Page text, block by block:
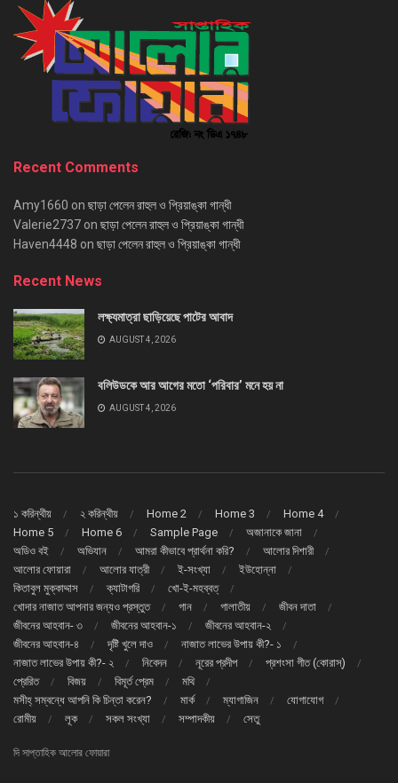
Recent Comments
Amy1660 on ছাড়া পেলেন রাহুল ও প্রিয়াঙ্কা গান্ধী
Valerie2737 on ছাড়া পেলেন রাহুল ও প্রিয়াঙ্কা গান্ধী
Haven4448 on ছাড়া পেলেন রাহুল ও প্রিয়াঙ্কা গান্ধী
Recent News
লক্ষ্যমাত্রা ছাড়িয়েছে পাটের আবাদ
AUGUST 4, 2026
বলিউডকে আর আগের মতো ‘পরিবার’ মনে হয় না
AUGUST 4, 2026
১ করিন্থীয় ২ করিন্থীয় Home 2 Home 3
Home 4
Home 5
Home 6 Sample Page
অজানাকে জানা
অডিও বই
অভিযান আমরা কীভাবে প্রার্থনা করি?
আলোর দিশারী
আলোর ফোয়ারা
আলোর যাত্রী ই-সংখ্যা
ইউহোন্না
কিতাবুল মুক্কাদ্দাস
ক্যাটাগরি
খো-ই-মহব্বত্
খোদার নাজাত আপনার জন্যও প্রস্তুত
গান গালাতীয়
জীবন দাতা
জীবনের আহবান- ৩
জীবনের আহবান-১
জীবনের আহবান-২
জীবনের আহবান-৪
দৃষ্টি খুলে দাও
নাজাত লাভের উপায় কী?- ১
নাজাত লাভের উপায় কী?- ২
নিবেদন নূরের প্রদীপ
প্রশংসা গীত (কোরাস্)
প্রেরিত
বিজয় বিমূর্ত প্রেম
মথি
মসীহ্ সম্বন্ধে আপনি কি চিন্তা করেন?
মার্ক ম্যাগাজিন
যোগাযোগ
রোমীয়
লূক সকল সংখ্যা সম্পাদকীয় সেতু
দি সাপ্তাহিক আলোর ফোয়ারা